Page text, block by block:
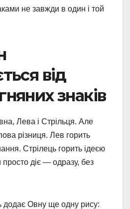
не завжди в один і той
від
знаків
Лева і Стрільця. Але
різниця. Лев горить
Стрілець горить ідеєю
діє — одразу, без
додає Овну ще одну рису: